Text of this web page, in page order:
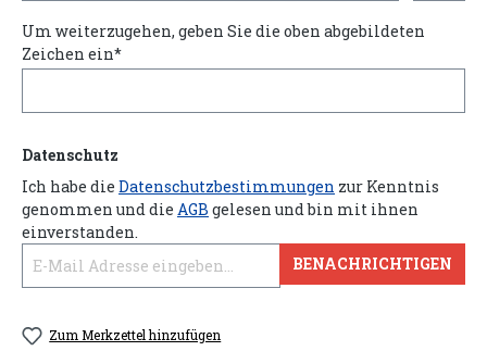
Um weiterzugehen, geben Sie die oben abgebildeten
Zeichen ein*
Datenschutz
Ich habe die Datenschutzbestimmungen zur Kenntnis
genommen und die AGB gelesen und bin mit ihnen
einverstanden.
BENACHRICHTIGEN
Zum Merkzettel hinzufügen